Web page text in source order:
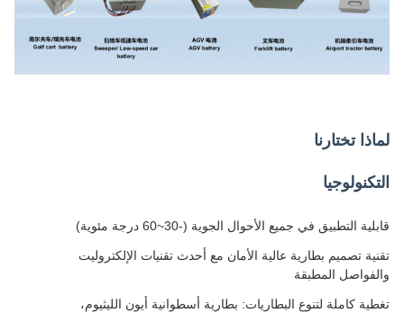
لماذا تختارنا
التكنولوجيا
قابلية التطبيق في جميع الأحوال الجوية (-30~60 درجة مئوية)
تقنية تصميم بطارية عالية الأمان مع أحدث تقنيات الإلكتروليت
والفواصل المطبقة
تغطية كاملة لتنوع البطاريات: بطارية أسطوانية أيون الليثيوم،